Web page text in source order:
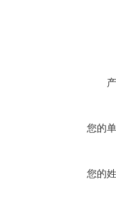
您的
您的